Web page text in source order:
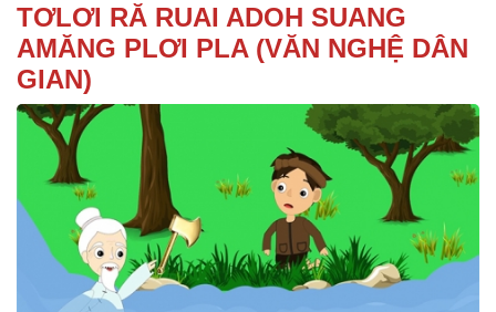
TƠLƠI RĂ RUAI ADOH SUANG
AMĂNG PLƠI PLA (VĂN NGHỆ DÂN
GIAN)